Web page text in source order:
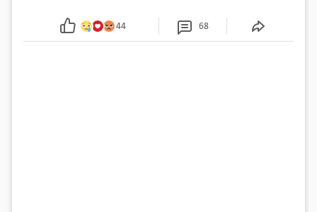
tamošnji liječnici ne vjeruju u oporavak: 'Imamo
44 68